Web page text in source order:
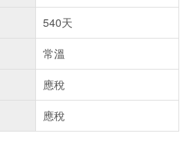
540天
常溫
應稅
應稅